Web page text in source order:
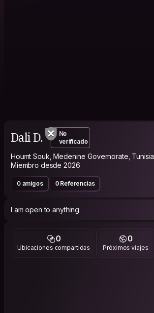
Dali D.
No
verificado
Houmt Souk, Medenine Governorate, Tunisia
Miembro desde 2026
0 amigos 0 Referencias
I am open to anything
0
Ubicaciones compartidas
0
Próximos viajes